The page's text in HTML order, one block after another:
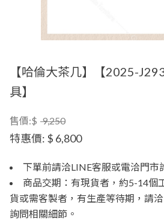
【哈倫大茶几】【2025-
具】
售價:$ 9,250
特惠價: $ 6,800
下單前請洽LINE客服或電洽門市
商品交期：有現貨者，約5-14個
貨或需客製者，有生產等待期，請
詢問相關細節。